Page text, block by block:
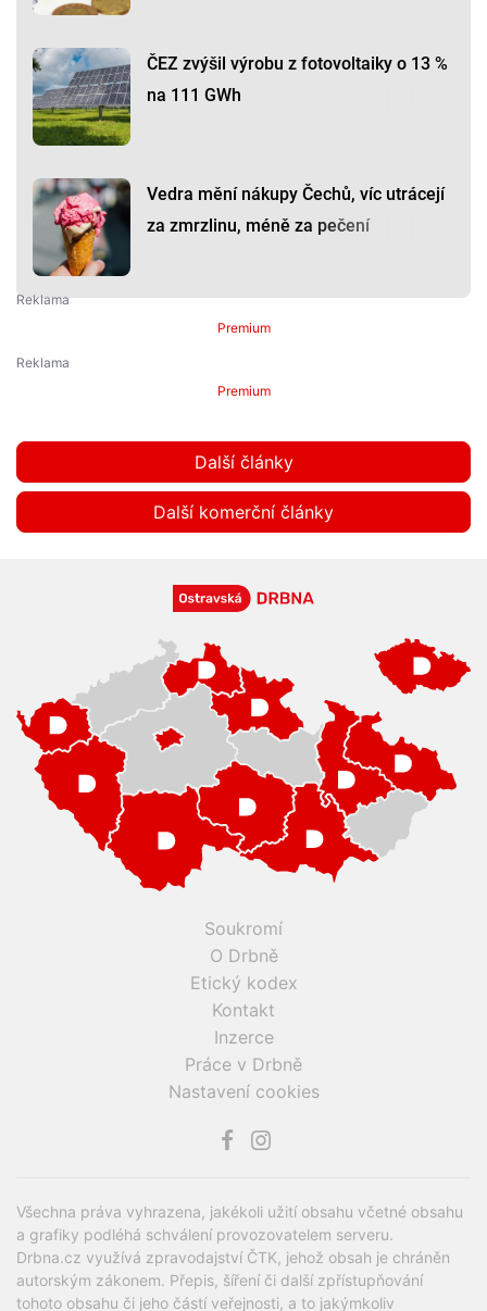
ČEZ zvýšil výrobu z fotovoltaiky o 13 %
na 111 GWh
Vedra mění nákupy Čechů, víc utrácejí
za zmrzlinu, méně za pečení
Premium
Premium
Další články
Další komerční články
Soukromí
O Drbně
Etický kodex
Kontakt
Inzerce
Práce v Drbně
Nastavení cookies
Všechna práva vyhrazena, jakékoli užití obsahu včetné obsahu
a grafiky podléhá schválení provozovatelem serveru.
Drbna.cz využívá zpravodajství ČTK, jehož obsah je chráněn
autorským zákonem. Přepis, šíření či další zpřístupňování
tohoto obsahu či jeho částí veřejnosti, a to jakýmkoliv